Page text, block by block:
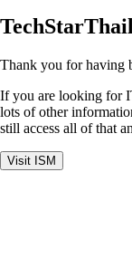
Thank you for having
If you are looking for
lots of other
still access all of that
Visit ISM